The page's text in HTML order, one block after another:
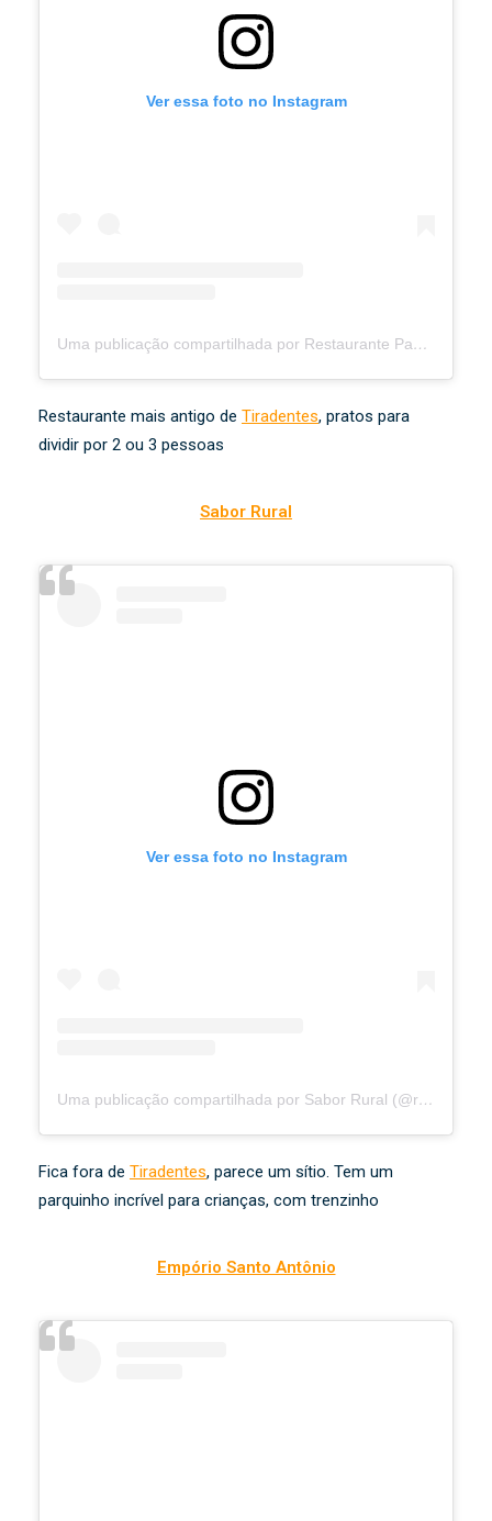
Ver essa foto no Instagram
Uma publicação compartilhada por Restaurante Padre Toledo (@restaurantepadretoledo)
Restaurante mais antigo de Tiradentes, pratos para
dividir por 2 ou 3 pessoas
Sabor Rural
Ver essa foto no Instagram
Uma publicação compartilhada por Sabor Rural (@restaurantesaborrural)
Fica fora de Tiradentes, parece um sítio. Tem um
parquinho incrível para crianças, com trenzinho
Empório Santo Antônio